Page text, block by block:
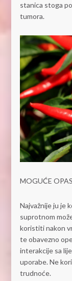
stanica stoga
tumora.
MOGUĆE
Najvažnije ju je
suprotnom
koristiti nakon
te obavezno
interakcije sa
uporabe. Ne
trudnoće.